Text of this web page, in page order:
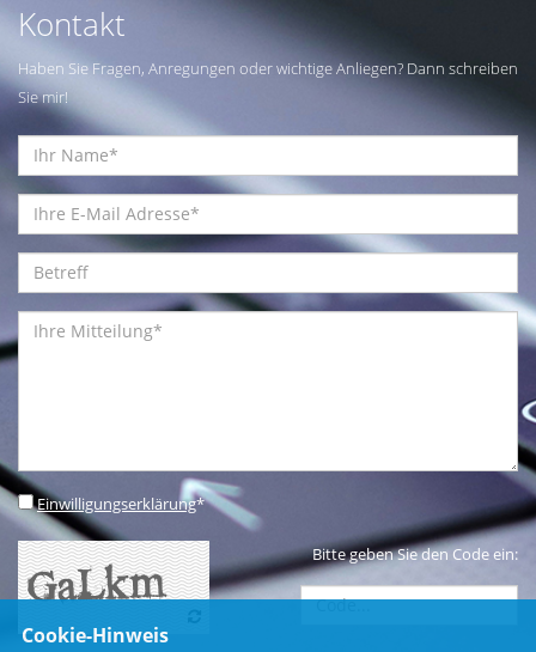
Kontakt
Haben Sie Fragen, Anregungen oder wichtige Anliegen? Dann schreiben
Sie mir!
Einwilligungserklärung*
Bitte geben Sie den Code ein:
Cookie-Hinweis